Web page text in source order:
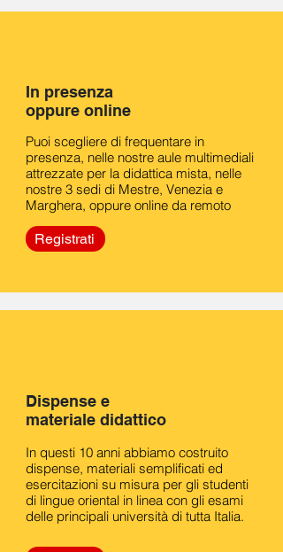
In presenza
oppure online
Puoi scegliere di frequentare in
presenza, nelle nostre aule multimediali
attrezzate per la didattica mista, nelle
nostre 3 sedi di Mestre, Venezia e
Marghera, oppure online da remoto
Registrati
Dispense e
materiale didattico
In questi 10 anni abbiamo costruito
dispense, materiali semplificati ed
esercitazioni su misura per gli studenti
di lingue oriental in linea con gli esami
delle principali università di tutta Italia.